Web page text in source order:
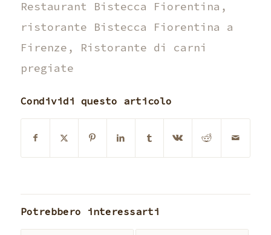
Restaurant Bistecca Fiorentina ,
ristorante Bistecca Fiorentina a
Firenze ,
Ristorante di carni
pregiate
Condividi questo articolo
Potrebbero interessarti